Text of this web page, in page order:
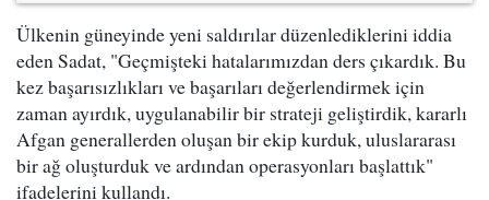
Ülkenin güneyinde yeni saldırılar düzenlediklerini iddia
eden Sadat, "Geçmişteki hatalarımızdan ders çıkardık. Bu
kez başarısızlıkları ve başarıları değerlendirmek için
zaman ayırdık, uygulanabilir bir strateji geliştirdik, kararlı
Afgan generallerden oluşan bir ekip kurduk, uluslararası
bir ağ oluşturduk ve ardından operasyonları başlattık"
ifadelerini kullandı.